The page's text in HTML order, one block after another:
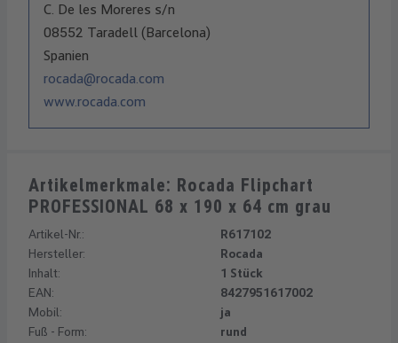
C. De les Moreres s/n
08552 Taradell (Barcelona)
Spanien
rocada@rocada.com
www.rocada.com
Artikelmerkmale: Rocada Flipchart
PROFESSIONAL 68 x 190 x 64 cm grau
Artikel-Nr.:
R617102
Hersteller:
Rocada
Inhalt:
1 Stück
EAN:
8427951617002
Mobil:
ja
Fuß - Form:
rund